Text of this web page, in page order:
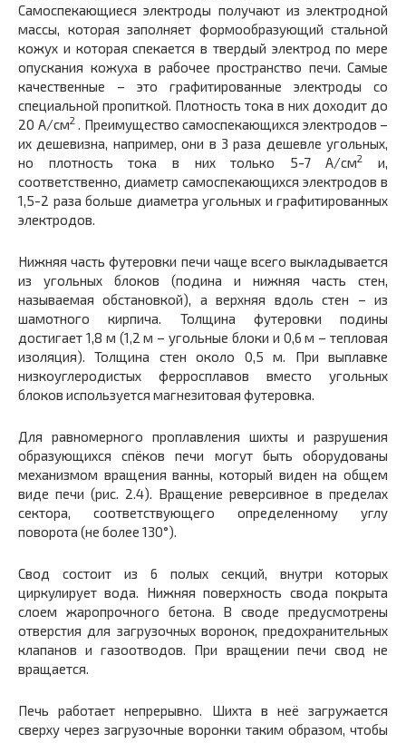
Самоспекающиеся электроды получают из электродной
массы, которая заполняет формообразующий стальной
кожух и которая спекается в твердый электрод по мере
опускания кожуха в рабочее пространство печи. Самые
качественные – это графитированные электроды со
специальной пропиткой. Плотность тока в них доходит до
20 А/см2. Преимущество самоспекающихся электродов –
их дешевизна, например, они в 3 раза дешевле угольных,
но плотность тока в них только 5-7 А/см2
и,
соответственно, диаметр самоспекающихся электродов в
1,5-2 раза больше диаметра угольных и графитированных
электродов.
Нижняя часть футеровки печи чаще всего выкладывается
из угольных блоков (подина и нижняя часть стен,
называемая обстановкой), а верхняя вдоль стен – из
шамотного кирпича. Толщина футеровки подины
достигает 1,8 м (1,2 м – угольные блоки и 0,6 м – тепловая
изоляция). Толщина стен около 0,5 м. При выплавке
низкоуглеродистых ферросплавов вместо угольных
блоков используется магнезитовая футеровка.
Для равномерного проплавления шихты и разрушения
образующихся спёков печи могут быть оборудованы
механизмом вращения ванны, который виден на общем
виде печи (рис. 2.4). Вращение реверсивное в пределах
сектора, соответствующего определенному углу
поворота (не более 130°).
Свод состоит из 6 полых секций, внутри которых
циркулирует вода. Нижняя поверхность свода покрыта
слоем жаропрочного бетона. В своде предусмотрены
отверстия для загрузочных воронок, предохранительных
клапанов и газоотводов. При вращении печи свод не
вращается.
Печь работает непрерывно. Шихта в неё загружается
сверху через загрузочные воронки таким образом, чтобы